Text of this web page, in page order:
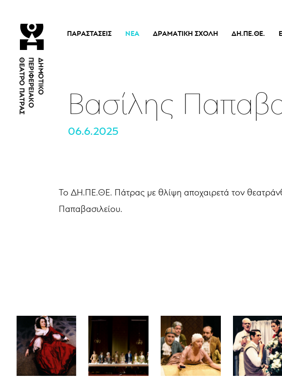
ΠΑΡΑΣΤΆΣΕΙΣ
Εισιτήρια
ΝΈΑ ΔΡΑΜΑΤΙΚΉ ΣΧΟΛΉ
Νέα
ΔΗ.ΠΕ.ΘΕ.
Οικονομικά
Αποφάσεις
Βασίλης
06.6.2025
Το ΔΗ.ΠΕ.ΘΕ. Πάτρας με θλίψη αποχαιρετά τον
Παπαβασιλείου.